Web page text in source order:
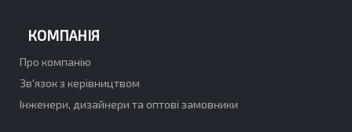
КОМПАНІЯ
Про компанію
Зв'язок з керівництвом
Інженери, дизайнери та оптові замовники